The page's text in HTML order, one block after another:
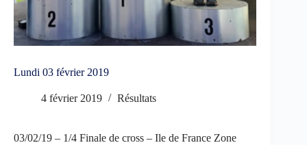
Lundi 03 février 2019
4 février 2019 Résultats
03/02/19 – 1/4 Finale de cross – Ile de France Zone